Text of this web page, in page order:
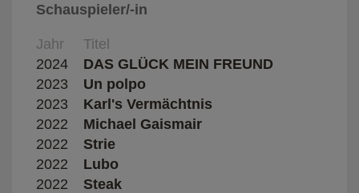
Schauspieler/-in
Jahr Titel
2024
DAS GLÜCK MEIN FREUND
2023
Un polpo
2023
Karl's Vermächtnis
2022
Michael Gaismair
2022
Strie
2022
Lubo
2022
Steak